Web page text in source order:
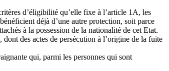
d’éligibilité qu’elle fixe à l’article 1A, les
déjà d’une autre protection, soit parce
à la possession de la nationalité de cet Etat.
des actes de persécution à l’origine de la fuite
qui, parmi les personnes qui sont